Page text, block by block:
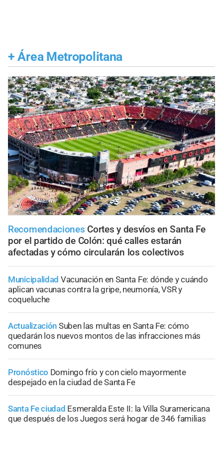
+ Área Metropolitana
Recomendaciones Cortes y desvíos en Santa Fe
por el partido de Colón: qué calles estarán
afectadas y cómo circularán los colectivos
Municipalidad Vacunación en Santa Fe: dónde y cuándo
aplican vacunas contra la gripe, neumonía, VSR y
coqueluche
Actualización Suben las multas en Santa Fe: cómo
quedarán los nuevos montos de las infracciones más
comunes
Pronóstico Domingo frío y con cielo mayormente
despejado en la ciudad de Santa Fe
Santa Fe ciudad Esmeralda Este II: la Villa Suramericana
que después de los Juegos será hogar de 346 familias